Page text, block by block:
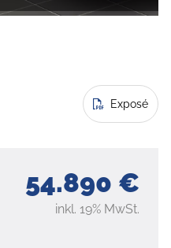
Exposé
54.890 €
inkl. 19% MwSt.